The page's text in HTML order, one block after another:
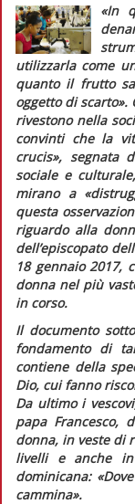
«In
utilizzarla come
quanto il frutto
oggetto di scarto».
rivestono nella
convinti che la
crucis», segnata
sociale e
mirano a
questa
riguardo alla
dell’episcopato
18 gennaio 2017,
donna nel più
in corso.
Il documento
fondamento di
contiene della
Dio, cui fanno
Da ultimo i
papa Francesco,
donna, in veste di
livelli e anche in
dominicana:
cammina».